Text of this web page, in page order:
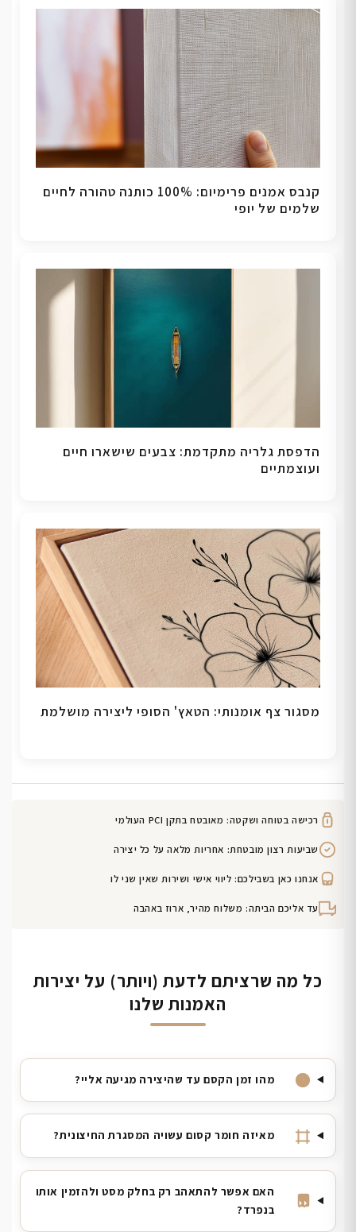
קנבס אמנים פרימיום: 100% כותנה טהורה לחיים
שלמים של יופי
הדפסת גלריה מתקדמת: צבעים שישארו חיים
ועוצמתיים
מסגור צף אומנותי: הטאץ' הסופי ליצירה מושלמת
רכישה בטוחה ושקטה: מאובטח בתקן PCI העולמי
שביעות רצון מובטחת: אחריות מלאה על כל יצירה
אנחנו כאן בשבילכם: ליווי אישי ושירות שאין שני לו
עד אליכם הביתה: משלוח מהיר, ארוז באהבה
כל מה שרציתם לדעת (ויותר) על יצירות
האמנות שלנו
מהו זמן הקסם עד שהיצירה מגיעה אליי?
מאיזה חומר קסום עשויה המסגרת החיצונית?
האם אפשר להתאהב רק בחלק מסט ולהזמין אותו
בנפרד?